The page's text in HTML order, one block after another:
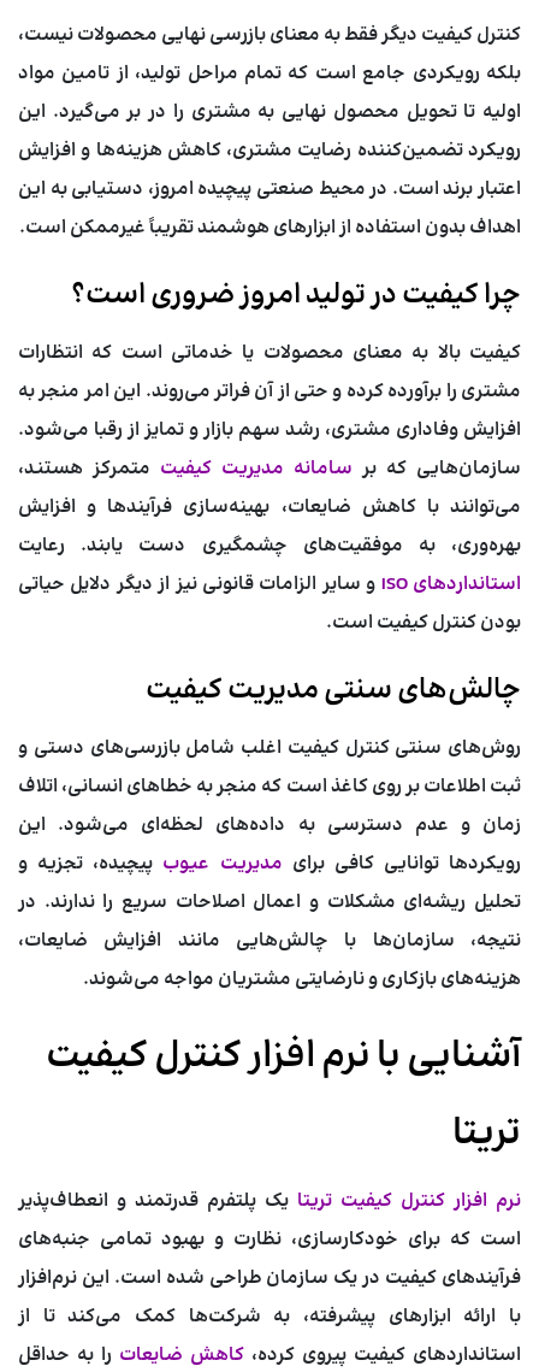
کنترل کیفیت دیگر فقط به معنای بازرسی نهایی محصولات نیست،
بلکه رویکردی جامع است که تمام مراحل تولید، از تامین مواد
اولیه تا تحویل محصول نهایی به مشتری را در بر می‌گیرد. این
رویکرد تضمین‌کننده رضایت مشتری، کاهش هزینه‌ها و افزایش
اعتبار برند است. در محیط صنعتی پیچیده امروز، دستیابی به این
اهداف بدون استفاده از ابزارهای هوشمند تقریباً غیرممکن است.
چرا کیفیت در تولید امروز ضروری است؟
کیفیت بالا به معنای محصولات یا خدماتی است که انتظارات
مشتری را برآورده کرده و حتی از آن فراتر می‌روند. این امر منجر به
افزایش وفاداری مشتری، رشد سهم بازار و تمایز از رقبا می‌شود.
سازمان‌هایی که بر سامانه مدیریت کیفیت متمرکز هستند،
می‌توانند با کاهش ضایعات، بهینه‌سازی فرآیندها و افزایش
بهره‌وری، به موفقیت‌های چشمگیری دست یابند. رعایت
استانداردهای ISO
و سایر الزامات قانونی نیز از دیگر دلایل حیاتی
بودن کنترل کیفیت است.
چالش‌های سنتی مدیریت کیفیت
روش‌های سنتی کنترل کیفیت اغلب شامل بازرسی‌های دستی و
ثبت اطلاعات بر روی کاغذ است که منجر به خطاهای انسانی، اتلاف
زمان و عدم دسترسی به داده‌های لحظه‌ای می‌شود. این
رویکردها توانایی کافی برای مدیریت عیوب پیچیده، تجزیه و
تحلیل ریشه‌ای مشکلات و اعمال اصلاحات سریع را ندارند. در
نتیجه، سازمان‌ها با چالش‌هایی مانند افزایش ضایعات،
هزینه‌های بازکاری و نارضایتی مشتریان مواجه می‌شوند.
آشنایی با نرم افزار کنترل کیفیت
تریتا
نرم افزار کنترل کیفیت تریتا یک پلتفرم قدرتمند و انعطاف‌پذیر
است که برای خودکارسازی، نظارت و بهبود تمامی جنبه‌های
فرآیندهای کیفیت در یک سازمان طراحی شده است. این نرم‌افزار
با ارائه ابزارهای پیشرفته، به شرکت‌ها کمک می‌کند تا از
استانداردهای کیفیت پیروی کرده، کاهش ضایعات را به حداقل